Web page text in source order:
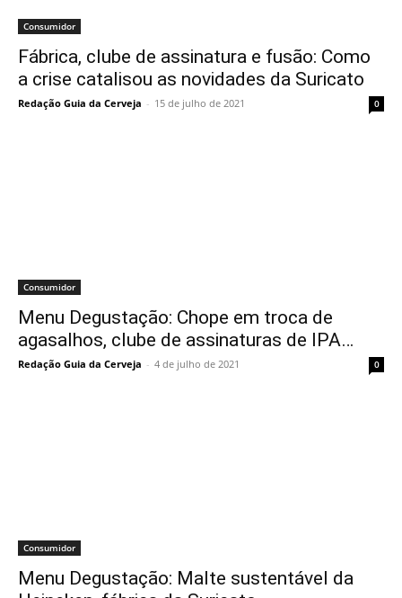
Consumidor
Fábrica, clube de assinatura e fusão: Como
a crise catalisou as novidades da Suricato
Redação Guia da Cerveja - 15 de julho de 2021 0
Consumidor
Menu Degustação: Chope em troca de
agasalhos, clube de assinaturas de IPA…
Redação Guia da Cerveja - 4 de julho de 2021 0
Consumidor
Menu Degustação: Malte sustentável da